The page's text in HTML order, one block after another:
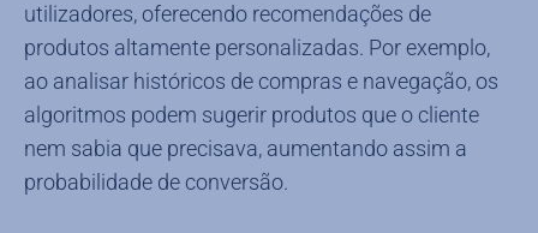
utilizadores, oferecendo recomendações de
produtos altamente personalizadas. Por exemplo,
ao analisar históricos de compras e navegação, os
algoritmos podem sugerir produtos que o cliente
nem sabia que precisava, aumentando assim a
probabilidade de conversão.